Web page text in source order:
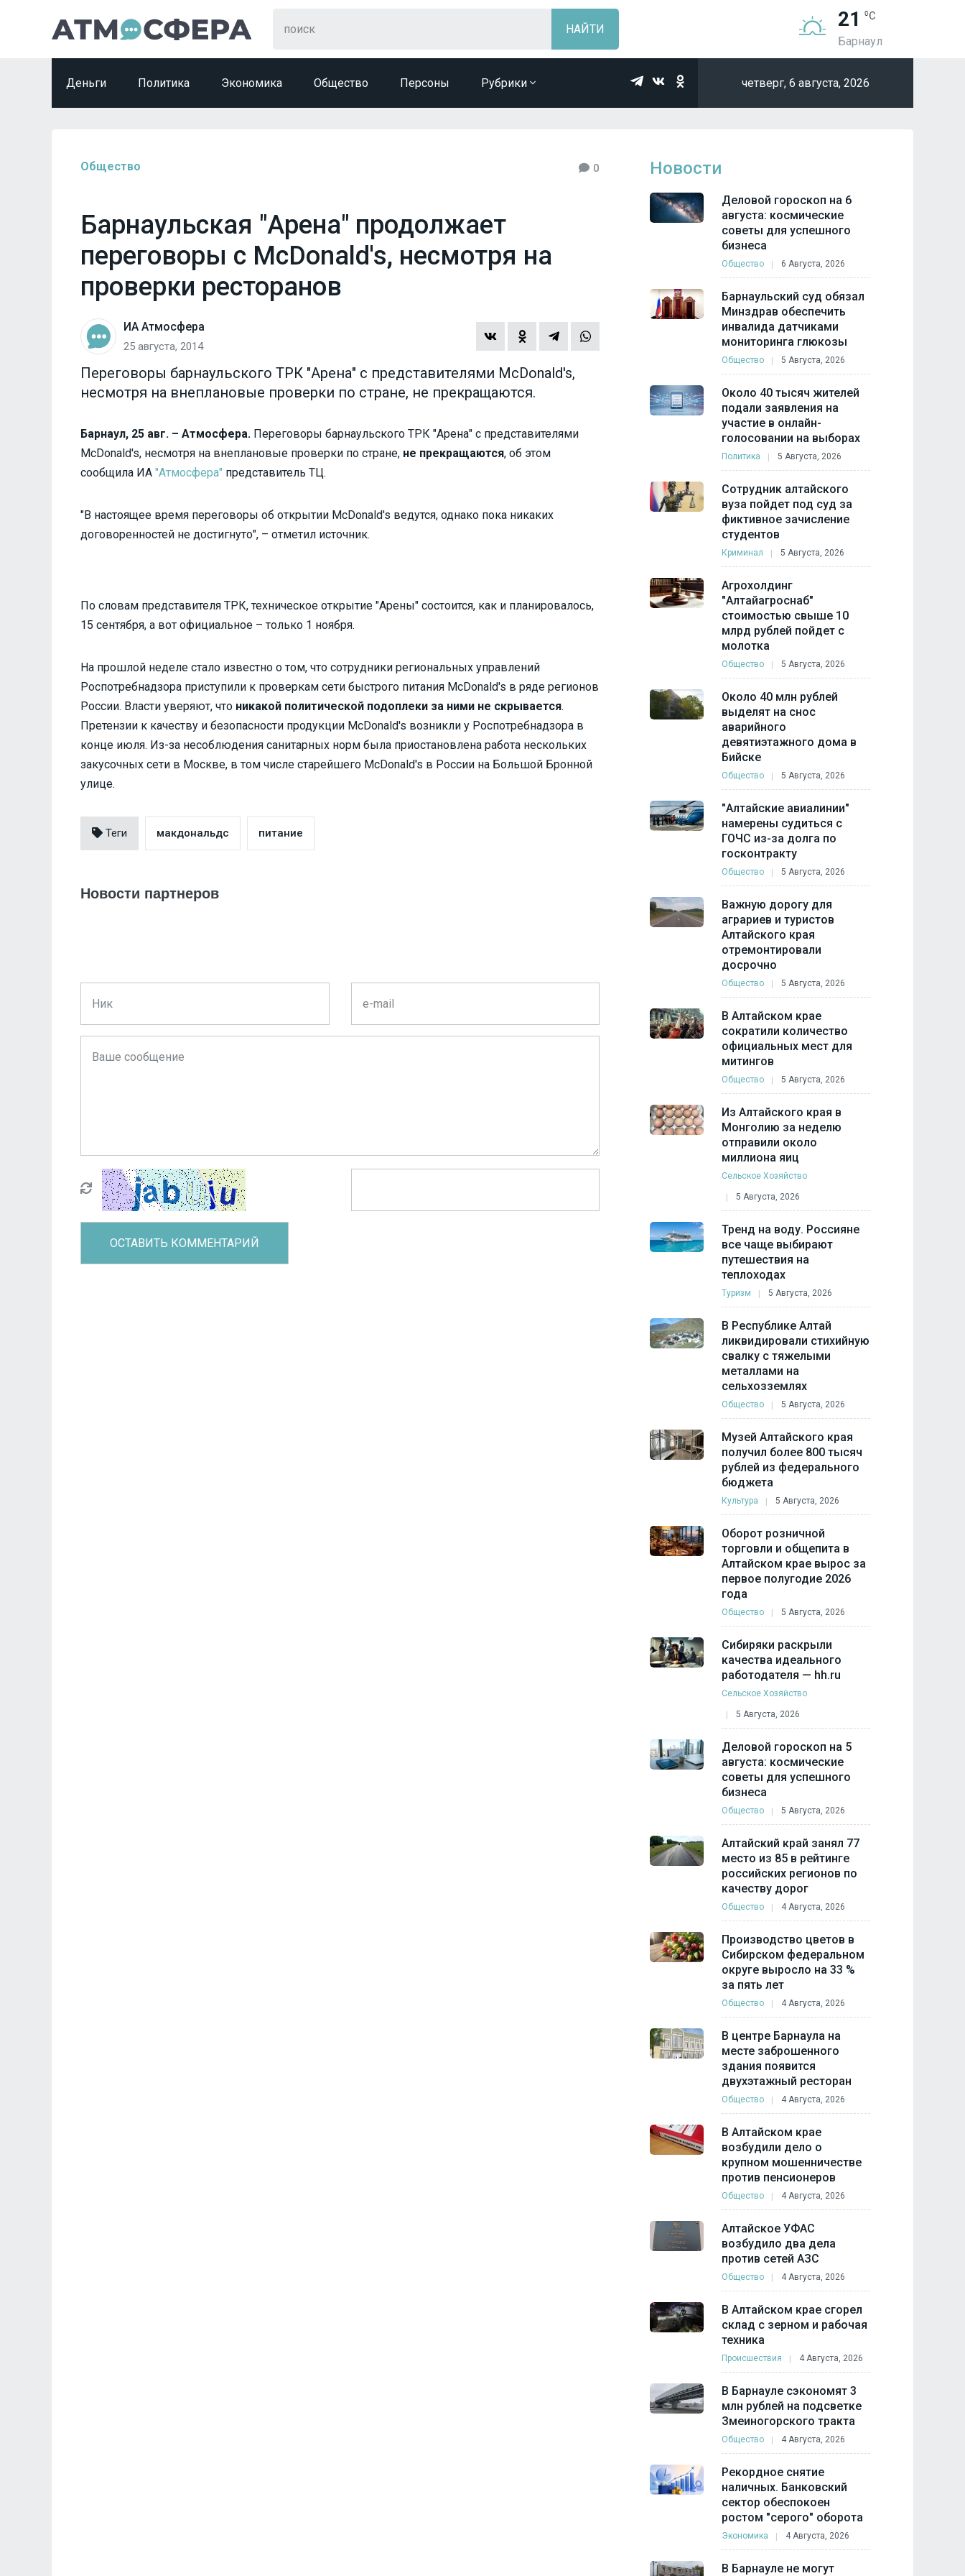
21
Барнаул
Деньги Политика Экономика Общество Персоны Рубрики четверг, 6 августа, 2026
Общество 0
Барнаульская "Арена" продолжает
переговоры с McDonald's, несмотря на
проверки ресторанов
ИА Атмосфера
25 августа, 2014
Переговоры барнаульского ТРК "Арена" с представителями McDonald's,
несмотря на внеплановые проверки по стране, не прекращаются.
Барнаул, 25 авг. – Атмосфера. Переговоры барнаульского ТРК "Арена" с представителями
McDonald's, несмотря на внеплановые проверки по стране, не прекращаются, об этом
сообщила ИА "Атмосфера" представитель ТЦ.
"В настоящее время переговоры об открытии McDonald's ведутся, однако пока никаких
договоренностей не достигнуто", – отметил источник.
По словам представителя ТРК, техническое открытие "Арены" состоится, как и планировалось,
15 сентября, а вот официальное – только 1 ноября.
На прошлой неделе стало известно о том, что сотрудники региональных управлений
Роспотребнадзора приступили к проверкам сети быстрого питания McDonald's в ряде регионов
России. Власти уверяют, что никакой политической подоплеки за ними не скрывается.
Претензии к качеству и безопасности продукции McDonald's возникли у Роспотребнадзора в
конце июля. Из-за несоблюдения санитарных норм была приостановлена работа нескольких
закусочных сети в Москве, в том числе старейшего McDonald's в России на Большой Бронной
улице.
Теги макдональдс питание
Новости партнеров
Новости
Деловой гороскоп на 6
августа: космические
советы для успешного
бизнеса
Общество 6 Августа, 2026
Барнаульский суд обязал
Минздрав обеспечить
инвалида датчиками
мониторинга глюкозы
Общество 5 Августа, 2026
Около 40 тысяч жителей
подали заявления на
участие в онлайн-
голосовании на выборах
Политика 5 Августа, 2026
Сотрудник алтайского
вуза пойдет под суд за
фиктивное зачисление
студентов
Криминал 5 Августа, 2026
Агрохолдинг
"Алтайагроснаб"
стоимостью свыше 10
млрд рублей пойдет с
молотка
Общество 5 Августа, 2026
Около 40 млн рублей
выделят на снос
аварийного
девятиэтажного дома в
Бийске
Общество 5 Августа, 2026
"Алтайские авиалинии"
намерены судиться с
ГОЧС из-за долга по
госконтракту
Общество 5 Августа, 2026
Важную дорогу для
аграриев и туристов
Алтайского края
отремонтировали
досрочно
Общество 5 Августа, 2026
В Алтайском крае
сократили количество
официальных мест для
митингов
Общество 5 Августа, 2026
Из Алтайского края в
Монголию за неделю
отправили около
миллиона яиц
Сельское Хозяйство
5 Августа, 2026
Тренд на воду. Россияне
все чаще выбирают
путешествия на
теплоходах
Туризм 5 Августа, 2026
В Республике Алтай
ликвидировали стихийную
свалку с тяжелыми
металлами на
сельхозземлях
Общество 5 Августа, 2026
Музей Алтайского края
получил более 800 тысяч
рублей из федерального
бюджета
Культура 5 Августа, 2026
Оборот розничной
торговли и общепита в
Алтайском крае вырос за
первое полугодие 2026
года
Общество 5 Августа, 2026
Сибиряки раскрыли
качества идеального
работодателя — hh.ru
Сельское Хозяйство
5 Августа, 2026
Деловой гороскоп на 5
августа: космические
советы для успешного
бизнеса
Общество 5 Августа, 2026
Алтайский край занял 77
место из 85 в рейтинге
российских регионов по
качеству дорог
Общество 4 Августа, 2026
Производство цветов в
Сибирском федеральном
округе выросло на 33 %
за пять лет
Общество 4 Августа, 2026
В центре Барнаула на
месте заброшенного
здания появится
двухэтажный ресторан
Общество 4 Августа, 2026
В Алтайском крае
возбудили дело о
крупном мошенничестве
против пенсионеров
Общество 4 Августа, 2026
Алтайское УФАС
возбудило два дела
против сетей АЗС
Общество 4 Августа, 2026
В Алтайском крае сгорел
склад с зерном и рабочая
техника
Происшествия 4 Августа, 2026
В Барнауле сэкономят 3
млн рублей на подсветке
Змеиногорского тракта
Общество 4 Августа, 2026
Рекордное снятие
наличных. Банковский
сектор обеспокоен
ростом "серого" оборота
Экономика 4 Августа, 2026
В Барнауле не могут